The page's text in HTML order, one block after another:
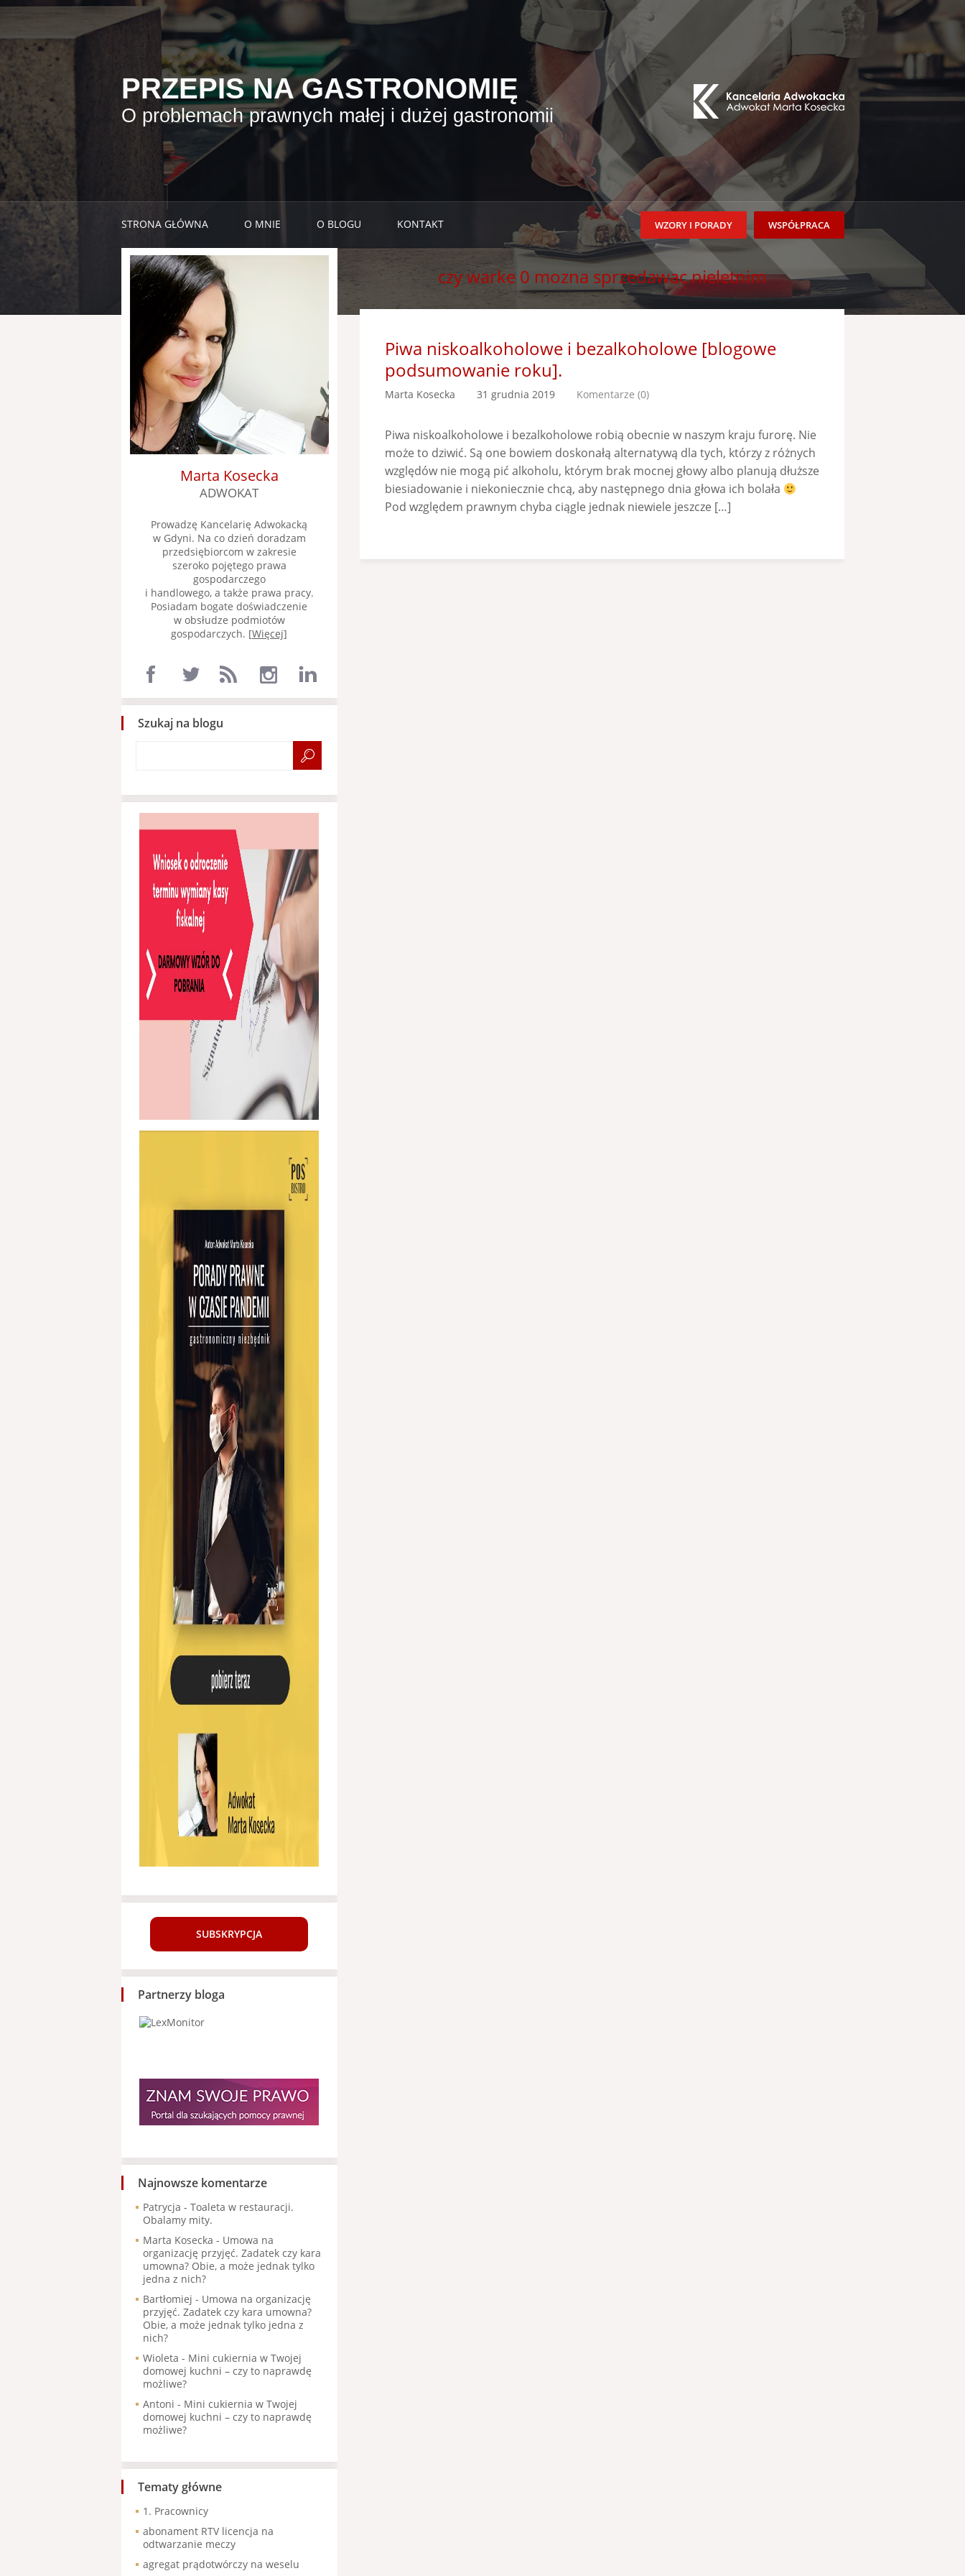
PRZEPIS NA GASTRONOMIĘ
O problemach prawnych małej i dużej gastronomii
STRONA GŁÓWNA O MNIE O BLOGU KONTAKT WSPÓŁPRACA
WZORY I PORADY
czy warke 0 mozna sprzedawac nieletnim
Piwa niskoalkoholowe i bezalkoholowe [blogowe
podsumowanie roku].
Marta Kosecka 31 grudnia 2019 Komentarze (0)
Piwa niskoalkoholowe i bezalkoholowe robią obecnie w naszym kraju furorę. Nie
może to dziwić. Są one bowiem doskonałą alternatywą dla tych, którzy z różnych
względów nie mogą pić alkoholu, którym brak mocnej głowy albo planują dłuższe
biesiadowanie i niekoniecznie chcą, aby następnego dnia głowa ich bolała
Pod względem prawnym chyba ciągle jednak niewiele jeszcze […]
Marta Kosecka
ADWOKAT
Prowadzę Kancelarię Adwokacką
w Gdyni. Na co dzień doradzam
przedsiębiorcom w zakresie
szeroko pojętego prawa
gospodarczego
i handlowego, a także prawa pracy.
Posiadam bogate doświadczenie
w obsłudze podmiotów
gospodarczych. [Więcej]
Szukaj na blogu
SUBSKRYPCJA
Partnerzy bloga
Najnowsze komentarze
Patrycja - Toaleta w restauracji.
Obalamy mity.
Marta Kosecka - Umowa na
organizację przyjęć. Zadatek czy kara
umowna? Obie, a może jednak tylko
jedna z nich?
Bartłomiej - Umowa na organizację
przyjęć. Zadatek czy kara umowna?
Obie, a może jednak tylko jedna z
nich?
Wioleta - Mini cukiernia w Twojej
domowej kuchni – czy to naprawdę
możliwe?
Antoni - Mini cukiernia w Twojej
domowej kuchni – czy to naprawdę
możliwe?
Tematy główne
1. Pracownicy
abonament RTV licencja na
odtwarzanie meczy
agregat prądotwórczy na weselu